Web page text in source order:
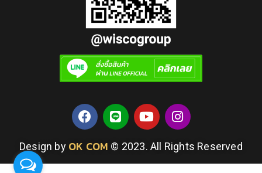
Design by OK COM © 2023. All Rights Reserved